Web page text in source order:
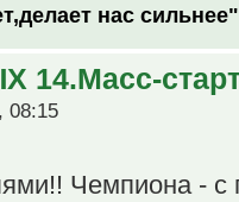
нас сильнее"
14.Масс-
08:15
Чемпиона - с